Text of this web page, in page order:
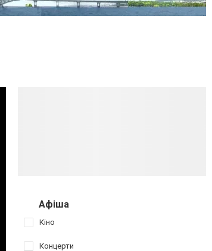
Афіша
Кіно
Концерти